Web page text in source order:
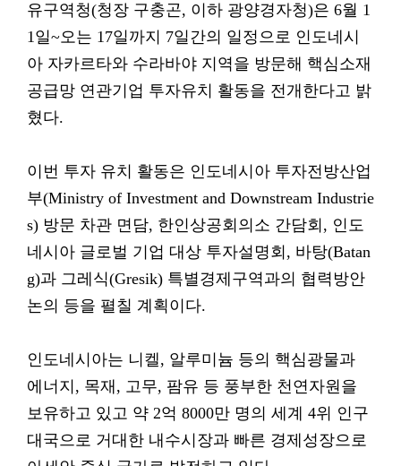
유구역청(청장 구충곤, 이하 광양경자청)은 6월 1
1일~오는 17일까지 7일간의 일정으로 인도네시
아 자카르타와 수라바야 지역을 방문해 핵심소재
공급망 연관기업 투자유치 활동을 전개한다고 밝
혔다.
이번 투자 유치 활동은 인도네시아 투자전방산업
부(Ministry of Investment and Downstream Industrie
s) 방문 차관 면담, 한인상공회의소 간담회, 인도
네시아 글로벌 기업 대상 투자설명회, 바탕(Batan
g)과 그레식(Gresik) 특별경제구역과의 협력방안
논의 등을 펼칠 계획이다.
인도네시아는 니켈, 알루미늄 등의 핵심광물과
에너지, 목재, 고무, 팜유 등 풍부한 천연자원을
보유하고 있고 약 2억 8000만 명의 세계 4위 인구
대국으로 거대한 내수시장과 빠른 경제성장으로